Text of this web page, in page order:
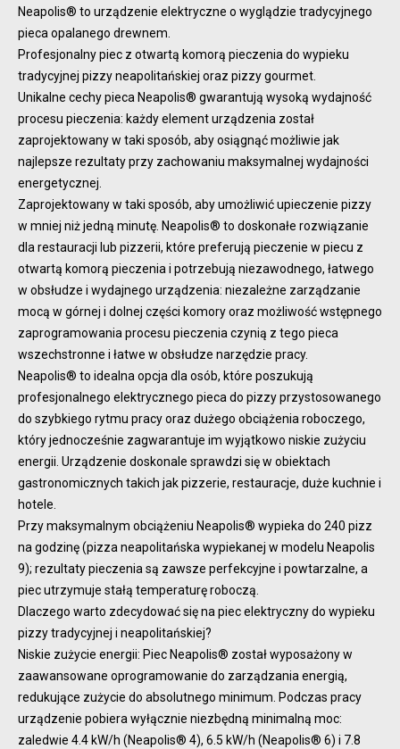
Neapolis® to urządzenie elektryczne o wyglądzie tradycyjnego
pieca opalanego drewnem.
Profesjonalny piec z otwartą komorą pieczenia do wypieku
tradycyjnej pizzy neapolitańskiej oraz pizzy gourmet.
Unikalne cechy pieca Neapolis® gwarantują wysoką wydajność
procesu pieczenia: każdy element urządzenia został
zaprojektowany w taki sposób, aby osiągnąć możliwie jak
najlepsze rezultaty przy zachowaniu maksymalnej wydajności
energetycznej.
Zaprojektowany w taki sposób, aby umożliwić upieczenie pizzy
w mniej niż jedną minutę. Neapolis® to doskonałe rozwiązanie
dla restauracji lub pizzerii, które preferują pieczenie w piecu z
otwartą komorą pieczenia i potrzebują niezawodnego, łatwego
w obsłudze i wydajnego urządzenia: niezależne zarządzanie
mocą w górnej i dolnej części komory oraz możliwość wstępnego
zaprogramowania procesu pieczenia czynią z tego pieca
wszechstronne i łatwe w obsłudze narzędzie pracy.
Neapolis® to idealna opcja dla osób, które poszukują
profesjonalnego elektrycznego pieca do pizzy przystosowanego
do szybkiego rytmu pracy oraz dużego obciążenia roboczego,
który jednocześnie zagwarantuje im wyjątkowo niskie zużyciu
energii. Urządzenie doskonale sprawdzi się w obiektach
gastronomicznych takich jak pizzerie, restauracje, duże kuchnie i
hotele.
Przy maksymalnym obciążeniu Neapolis® wypieka do 240 pizz
na godzinę (pizza neapolitańska wypiekanej w modelu Neapolis
9); rezultaty pieczenia są zawsze perfekcyjne i powtarzalne, a
piec utrzymuje stałą temperaturę roboczą.
Dlaczego warto zdecydować się na piec elektryczny do wypieku
pizzy tradycyjnej i neapolitańskiej?
Niskie zużycie energii: Piec Neapolis® został wyposażony w
zaawansowane oprogramowanie do zarządzania energią,
redukujące zużycie do absolutnego minimum. Podczas pracy
urządzenie pobiera wyłącznie niezbędną minimalną moc:
zaledwie 4.4 kW/h (Neapolis® 4), 6.5 kW/h (Neapolis® 6) i 7.8